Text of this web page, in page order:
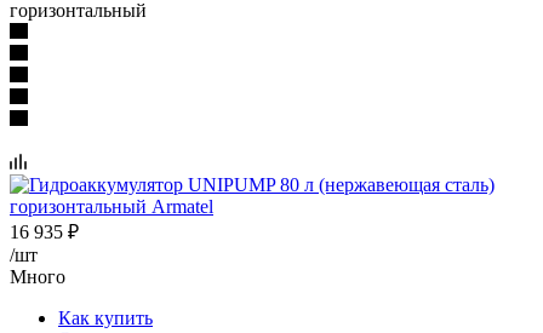
горизонтальный
16 935 ₽
/шт
Много
Как купить